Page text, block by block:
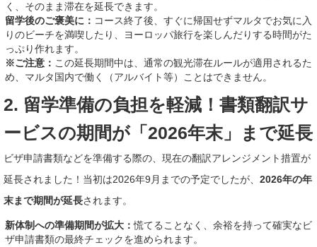
く、そのまま滞在を延長できます。
留学後のご褒美に： コース終了後、すぐに帰国せずマルタでお気に入
りのビーチを満喫したり、ヨーロッパ旅行を楽しんだりする時間がた
っぷり作れます。
※ご注意： この延長期間中は、通常の観光滞在ルールが適用されるた
め、マルタ国内で働く（アルバイト等）ことはできません。
2. 留学準備の負担を軽減！書類翻訳サ
ービスの期間が「2026年末」まで延長
ビザ申請書類などを準備する際の、現在の翻訳アレンジメント措置が
延長されました！当初は2026年9月までの予定でしたが、 2026年の年
末まで期間が延長されます。
新体制への準備期間が拡大：慌てることなく、余裕を持って確実なビ
ザ申請書類の最終チェックを進められます。